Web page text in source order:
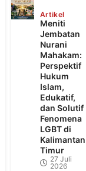
Artikel
Meniti
Jembatan
Nurani
Mahakam:
Perspektif
Hukum
Islam,
Edukatif,
dan Solutif
Fenomena
LGBT di
Kalimantan
Timur
27 Juli
2026